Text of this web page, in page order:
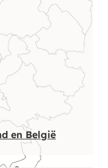
en België